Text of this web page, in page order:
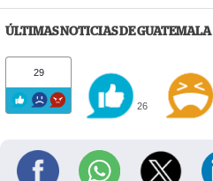
ÚLTIMAS NOTICIAS DE GUATEMALA
29
26